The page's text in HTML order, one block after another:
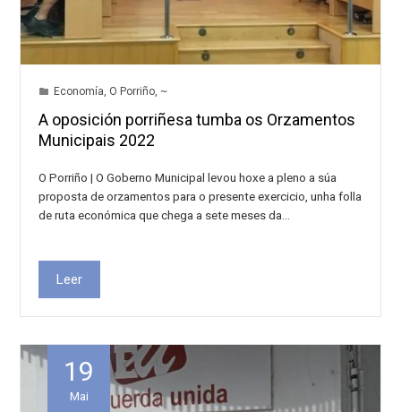
Economía, O Porriño, ~
A oposición porriñesa tumba os Orzamentos
Municipais 2022
O Porriño | O Goberno Municipal levou hoxe a pleno a súa
proposta de orzamentos para o presente exercicio, unha folla
de ruta económica que chega a sete meses da…
Leer
19
Mai